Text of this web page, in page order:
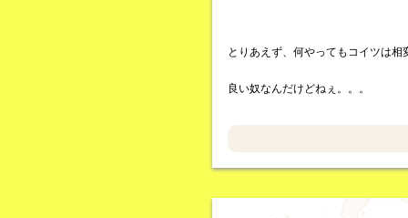
とりあえず、何やってもコイツは相
良い奴なんだけどねぇ。。。